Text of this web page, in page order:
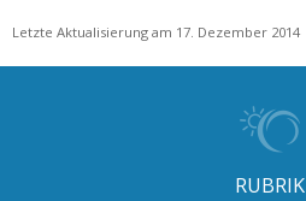
Letzte Aktualisierung am 17. Dezember 2014
RUBRIK